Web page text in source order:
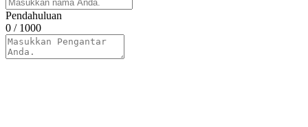
Pendahuluan
0 / 1000